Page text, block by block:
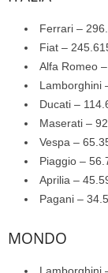
Ferrari –
Fiat –
Alfa Romeo
Lamborghini
Ducati –
Maserati –
Vespa –
Piaggio –
Aprilia –
Pagani –
MONDO